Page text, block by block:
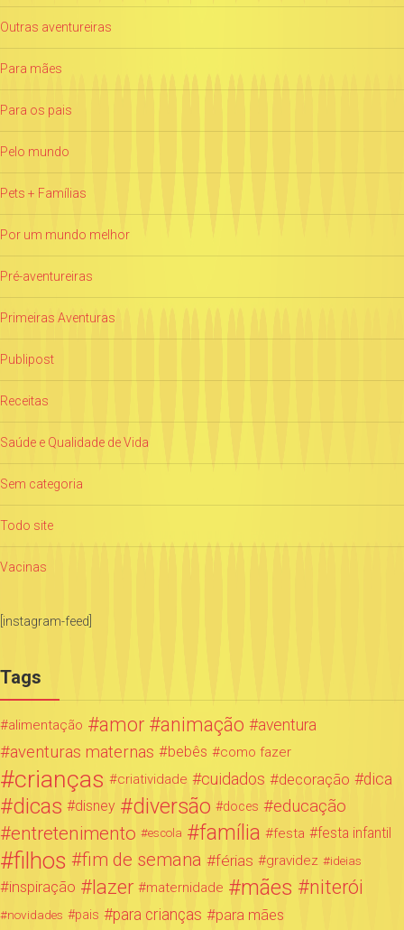
Outras aventureiras
Para mães
Para os pais
Pelo mundo
Pets + Famílias
Por um mundo melhor
Pré-aventureiras
Primeiras Aventuras
Publipost
Receitas
Saúde e Qualidade de Vida
Sem categoria
Todo site
Vacinas
[instagram-feed]
Tags
alimentação amor animação aventura
aventuras maternas bebês como fazer
crianças criatividade cuidados decoração dica
dicas disney diversão doces educação
entretenimento escola família festa festa infantil
filhos fim de semana férias gravidez ideias
inspiração lazer maternidade mães niterói
novidades pais para crianças para mães